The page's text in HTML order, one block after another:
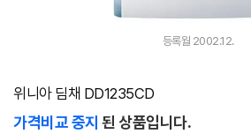
등록월 2002.12.
위니아 딤채 DD1235CD
가격비교 중지 된 상품입니다.